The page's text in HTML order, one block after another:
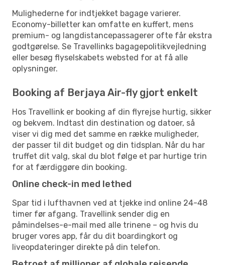
Mulighederne for indtjekket bagage varierer.
Economy-billetter kan omfatte en kuffert, mens
premium- og langdistancepassagerer ofte får ekstra
godtgørelse. Se Travellinks bagagepolitikvejledning
eller besøg flyselskabets websted for at få alle
oplysninger.
Booking af Berjaya Air-fly gjort enkelt
Hos Travellink er booking af din flyrejse hurtig, sikker
og bekvem. Indtast din destination og datoer, så
viser vi dig med det samme en række muligheder,
der passer til dit budget og din tidsplan. Når du har
truffet dit valg, skal du blot følge et par hurtige trin
for at færdiggøre din booking.
Online check-in med lethed
Spar tid i lufthavnen ved at tjekke ind online 24-48
timer før afgang. Travellink sender dig en
påmindelses-e-mail med alle trinene – og hvis du
bruger vores app, får du dit boardingkort og
liveopdateringer direkte på din telefon.